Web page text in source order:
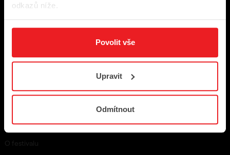
odkazů níže.
Povolit vše
Upravit
Odmítnout
Prodejní místa
Slevy
O nás
O festivalu